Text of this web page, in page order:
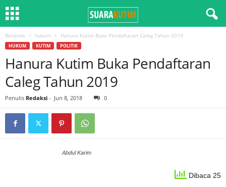
Beranda hukum Hanura Kutim Buka Pendaftaran Caleg Tahun 2019
HUKUM KUTIM POLITIK
Hanura Kutim Buka Pendaftaran
Caleg Tahun 2019
Penulis Redaksi - Jun 8, 2018 0
Abdul Karim
Dibaca 25